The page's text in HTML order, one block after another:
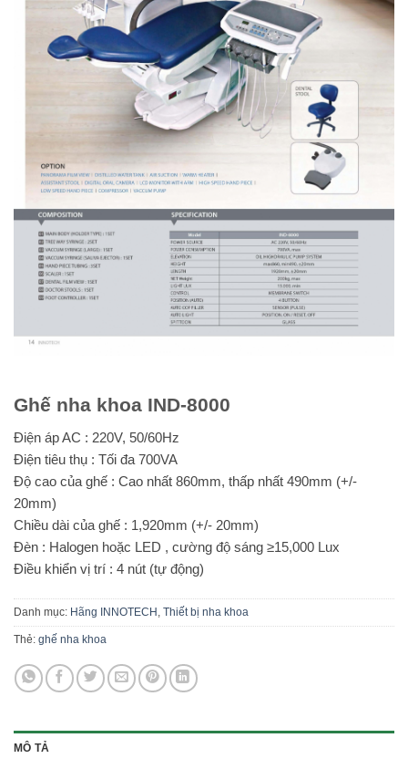
Ghế nha khoa IND-8000
Điện áp AC : 220V, 50/60Hz
Điện tiêu thụ : Tối đa 700VA
Độ cao của ghế : Cao nhất 860mm, thấp nhất 490mm (+/-
20mm)
Chiều dài của ghế : 1,920mm (+/- 20mm)
Đèn : Halogen hoặc LED , cường độ sáng ≥15,000 Lux
Điều khiển vị trí : 4 nút (tự động)
Danh mục: Hãng INNOTECH Thiết bị nha khoa
Thẻ: ghế nha khoa
MÔ TẢ